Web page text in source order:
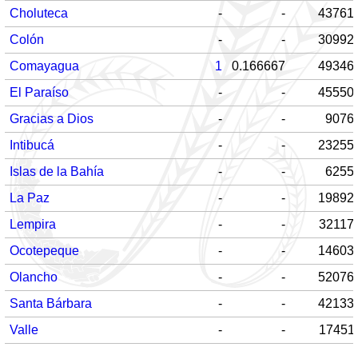
Choluteca
- -
Colón
- -
Comayagua
1 0.166667
El Paraíso
- -
Gracias a Dios
- -
Intibucá
- -
Islas de la Bahía
- -
La Paz
- -
Lempira
- -
Ocotepeque
- -
Olancho
- -
Santa Bárbara
- -
Valle
- -